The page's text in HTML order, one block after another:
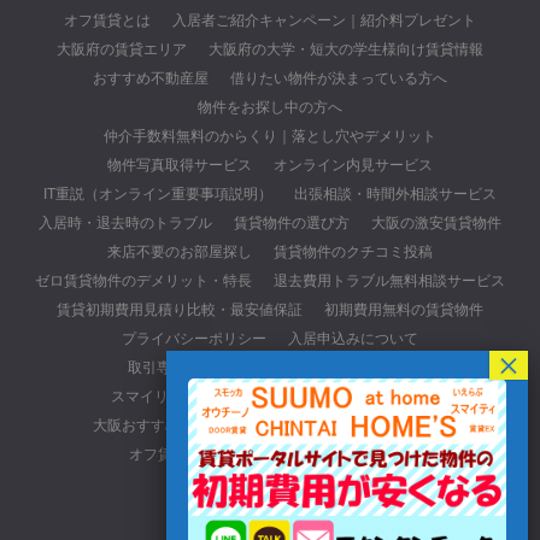
オフ賃貸とは
入居者ご紹介キャンペーン｜紹介料プレゼント
大阪府の賃貸エリア
大阪府の大学・短大の学生様向け賃貸情報
おすすめ不動産屋
借りたい物件が決まっている方へ
物件をお探し中の方へ
仲介手数料無料のからくり｜落とし穴やデメリット
物件写真取得サービス
オンライン内見サービス
IT重説（オンライン重要事項説明）
出張相談・時間外相談サービス
入居時・退去時のトラブル
賃貸物件の選び方
大阪の激安賃貸物件
来店不要のお部屋探し
賃貸物件のクチコミ投稿
ゼロ賃貸物件のデメリット・特長
退去費用トラブル無料相談サービス
賃貸初期費用見積り比較・最安値保証
初期費用無料の賃貸物件
プライバシーポリシー
入居申込みについて
取引専用ページ(元付・管理会社・貸主の方)
スマイリースの口コミ・レビューサイトについて
大阪おすすめ不動産会社
初期費用最安値の賃貸物件
オフ賃貸へのアクセス詳細
お問い合わせ